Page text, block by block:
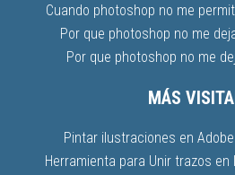
Cuando photoshop no me
Por que photoshop no me
Por que photoshop no me
MÁS
Pintar ilustraciones en
Herramienta para Unir trazos en